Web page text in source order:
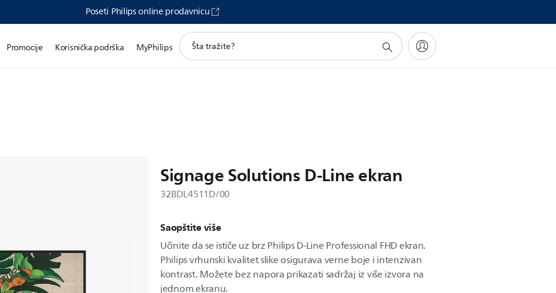
Poseti Philips online prodavnicu
Promocije Korisnička podrška MyPhilips
претрага
иконе
Signage Solutions D-Line ekran
32BDL4511D/00
Saopštite više
Učinite da se ističe uz brz Philips D-Line Professional FHD ekran.
Philips vrhunski kvalitet slike osigurava verne boje i intenzivan
kontrast. Možete bez napora prikazati sadržaj iz više izvora na
jednom ekranu.